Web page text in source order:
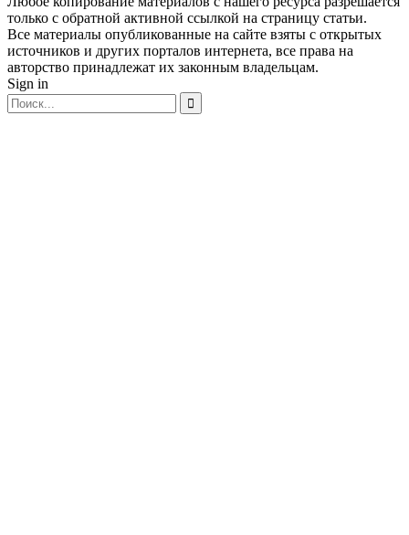
только с обратной активной ссылкой на страницу статьи.
Все материалы опубликованные на сайте взяты с открытых
источников и других порталов интернета, все права на
авторство принадлежат их законным владельцам.
Sign in